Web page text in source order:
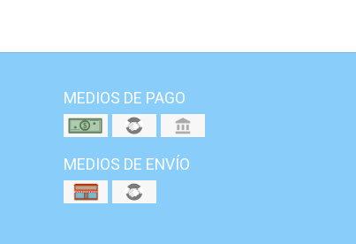
MEDIOS DE PAGO
MEDIOS DE ENVÍO